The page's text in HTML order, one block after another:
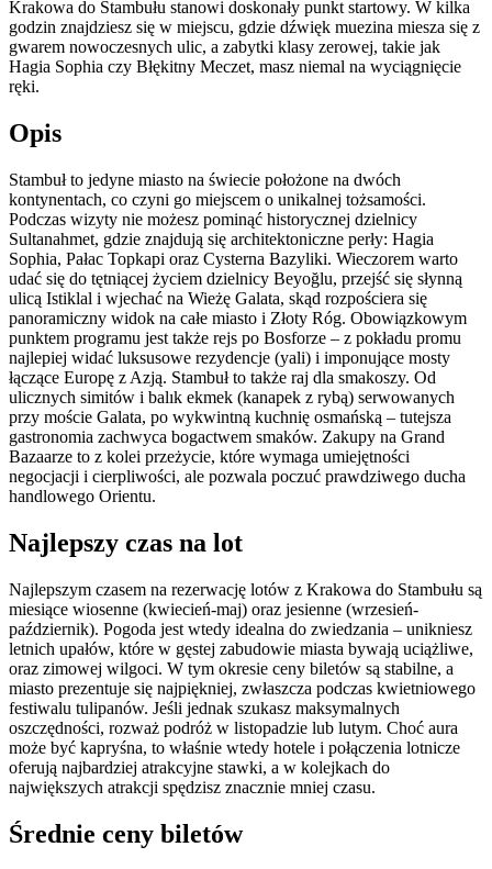
Krakowa do Stambułu stanowi doskonały punkt startowy. W kilka
godzin znajdziesz się w miejscu, gdzie dźwięk muezina miesza się z
gwarem nowoczesnych ulic, a zabytki klasy zerowej, takie jak
Hagia Sophia czy Błękitny Meczet, masz niemal na wyciągnięcie
ręki.
Opis
Stambuł to jedyne miasto na świecie położone na dwóch
kontynentach, co czyni go miejscem o unikalnej tożsamości.
Podczas wizyty nie możesz pominąć historycznej dzielnicy
Sultanahmet, gdzie znajdują się architektoniczne perły: Hagia
Sophia, Pałac Topkapi oraz Cysterna Bazyliki. Wieczorem warto
udać się do tętniącej życiem dzielnicy Beyoğlu, przejść się słynną
ulicą Istiklal i wjechać na Wieżę Galata, skąd rozpościera się
panoramiczny widok na całe miasto i Złoty Róg. Obowiązkowym
punktem programu jest także rejs po Bosforze – z pokładu promu
najlepiej widać luksusowe rezydencje (yali) i imponujące mosty
łączące Europę z Azją. Stambuł to także raj dla smakoszy. Od
ulicznych simitów i balık ekmek (kanapek z rybą) serwowanych
przy moście Galata, po wykwintną kuchnię osmańską – tutejsza
gastronomia zachwyca bogactwem smaków. Zakupy na Grand
Bazaarze to z kolei przeżycie, które wymaga umiejętności
negocjacji i cierpliwości, ale pozwala poczuć prawdziwego ducha
handlowego Orientu.
Najlepszy czas na lot
Najlepszym czasem na rezerwację lotów z Krakowa do Stambułu są
miesiące wiosenne (kwiecień-maj) oraz jesienne (wrzesień-
październik). Pogoda jest wtedy idealna do zwiedzania – unikniesz
letnich upałów, które w gęstej zabudowie miasta bywają uciążliwe,
oraz zimowej wilgoci. W tym okresie ceny biletów są stabilne, a
miasto prezentuje się najpiękniej, zwłaszcza podczas kwietniowego
festiwalu tulipanów. Jeśli jednak szukasz maksymalnych
oszczędności, rozważ podróż w listopadzie lub lutym. Choć aura
może być kapryśna, to właśnie wtedy hotele i połączenia lotnicze
oferują najbardziej atrakcyjne stawki, a w kolejkach do
największych atrakcji spędzisz znacznie mniej czasu.
Średnie ceny biletów